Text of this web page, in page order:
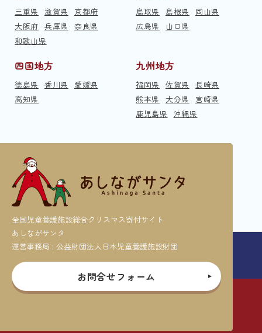
三重県 滋賀県
京都府
大阪府 兵庫県
奈良県
和歌山県
鳥取県 島根県
岡山県
広島県
山口県
四国地方
徳島県 香川県
愛媛県
高知県
九州地方
福岡県 佐賀県
長崎県
熊本県
大分県
宮崎県
鹿児島県
沖縄県
全国児童養護施設総合クリスマス寄付サイト
あしながサンタ
運営事務局 : 公益財団法人日本児童養護施設財団
お問合せフォーム